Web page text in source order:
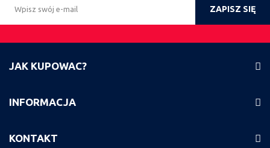
ZAPISZ SIĘ
JAK KUPOWAC?
INFORMACJA
KONTAKT